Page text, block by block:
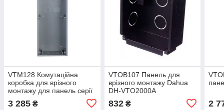
VTM128 Комутаційна
коробка для врізного
монтажу для панель серії
3 285 ₴
VTOB107 Панель для
врізного монтажу Dahua
DH-VTO2000A
832₴ 2